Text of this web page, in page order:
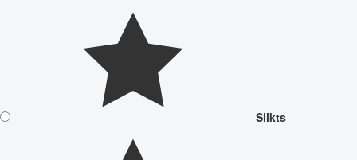
Slikts